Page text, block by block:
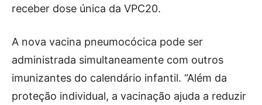
receber dose única da VPC20.
A nova vacina pneumocócica pode ser
administrada simultaneamente com outros
imunizantes do calendário infantil. “Além da
proteção individual, a vacinação ajuda a reduzir